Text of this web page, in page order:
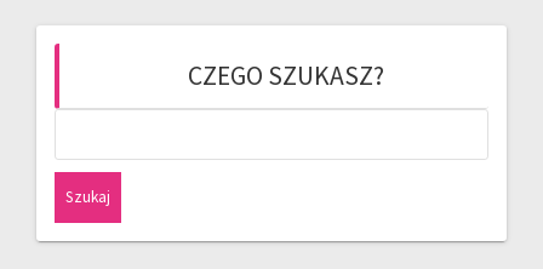
CZEGO SZUKASZ?